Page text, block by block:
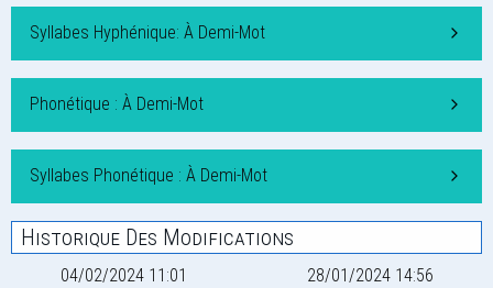
Syllabes Hyphénique: À Demi-Mot
Phonétique : À Demi-Mot
Syllabes Phonétique : À Demi-Mot
Historique Des Modifications
04/02/2024 11:01 28/01/2024 14:56